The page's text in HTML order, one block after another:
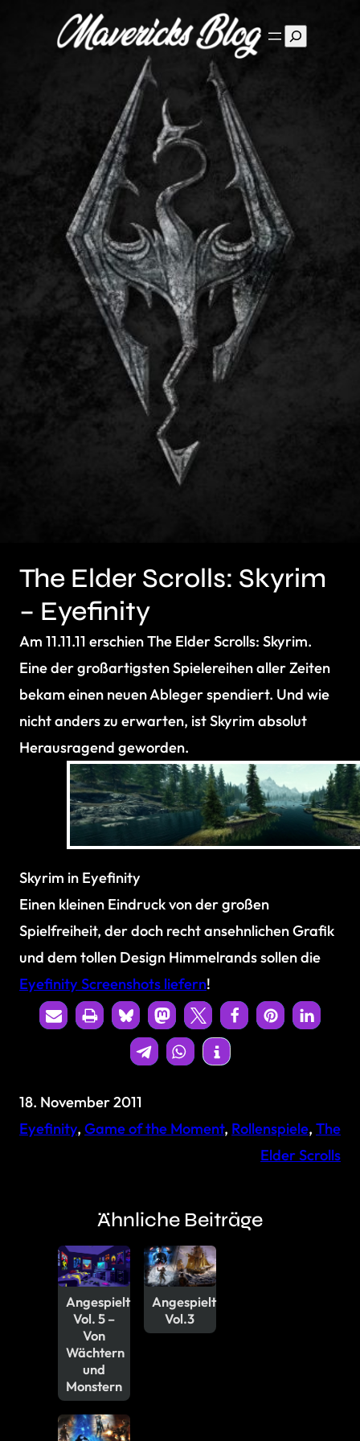
Suchen
The Elder Scrolls: Skyrim
– Eyefinity
Am 11.11.11 erschien The Elder Scrolls: Skyrim.
Eine der großartigsten Spielereihen aller Zeiten
bekam einen neuen Ableger spendiert. Und wie
nicht anders zu erwarten, ist Skyrim absolut
Herausragend geworden.
Skyrim in Eyefinity
Einen kleinen Eindruck von der großen
Spielfreiheit, der doch recht ansehnlichen Grafik
und dem tollen Design Himmelrands sollen die
Eyefinity Screenshots liefern!
18. November 2011
Eyefinity, Game of the Moment, Rollenspiele, The
Elder Scrolls
Ähnliche Beiträge
Angespielt
Vol. 5 –
Von
Wächtern
und
Monstern
Angespielt
Vol.3